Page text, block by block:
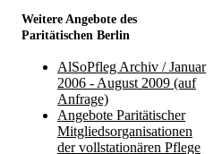
Weitere Angebote des
Paritätischen Berlin
AlSoPfleg Archiv / Januar
2006 - August 2009 (auf
Anfrage)
Angebote Paritätischer
Mitgliedsorganisationen
der vollstationären Pflege